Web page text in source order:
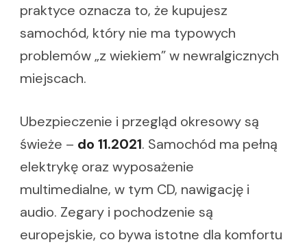
praktyce oznacza to, że kupujesz
samochód, który nie ma typowych
problemów „z wiekiem” w newralgicznych
miejscach.
Ubezpieczenie i przegląd okresowy są
świeże – do 11.2021. Samochód ma pełną
elektrykę oraz wyposażenie
multimedialne, w tym CD, nawigację i
audio. Zegary i pochodzenie są
europejskie, co bywa istotne dla komfortu